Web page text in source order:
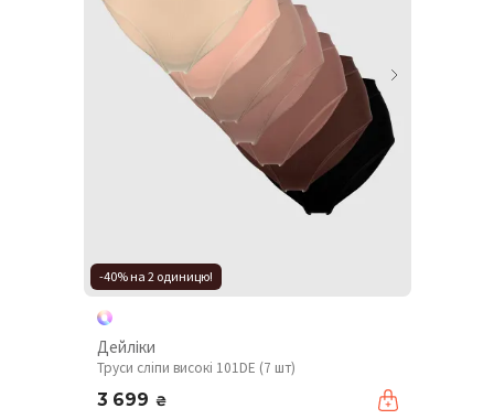
-40% на 2 одиницю!
Дейліки
Труси сліпи високі 101DE (7 шт)
3 699 ₴